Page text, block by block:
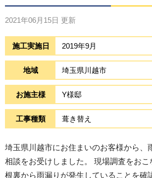
2021年06月15日 更新
施工実施日 2019年9月
地域 埼玉県川越市
お施主様 Y様邸
工事種類 葺き替え
埼玉県川越市にお住まいのお客様から、
相談をお受けしました。 現場調査をお
根裏から雨漏りが発生していることを確